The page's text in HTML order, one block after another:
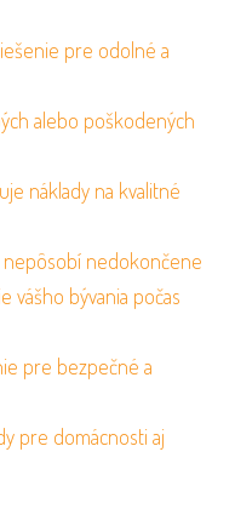
pre odolné a
alebo poškodených
náklady na kvalitné
nedokončene
vášho bývania počas
pre bezpečné a
pre domácnosti aj